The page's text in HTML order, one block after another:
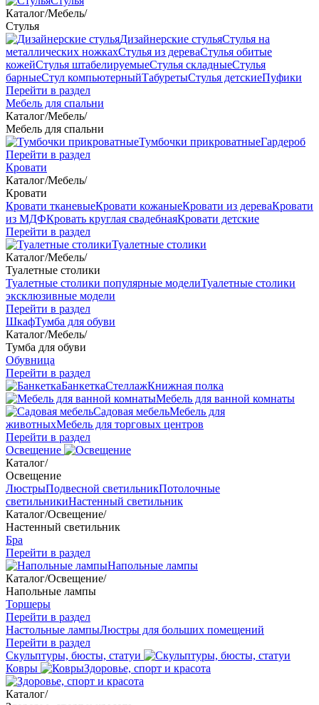
Каталог/Мебель/
Стулья
Дизайнерские стульяСтулья на
металлических ножкахСтулья из дереваСтулья обитые
кожейСтулья штабелируемыеСтулья складныеСтулья
барныеСтул компьютерныйТабуретыСтулья детскиеПуфики
Перейти в раздел
Мебель для спальни
Каталог/Мебель/
Мебель для спальни
Тумбочки прикроватныеГардероб
Перейти в раздел
Кровати
Каталог/Мебель/
Кровати
Кровати тканевыеКровати кожаныеКровати из дереваКровати
из МДФКровать круглая свадебнаяКровати детские
Перейти в раздел
Туалетные столики
Каталог/Мебель/
Туалетные столики
Туалетные столики популярные моделиТуалетные столики
эксклюзивные модели
Перейти в раздел
ШкафТумба для обуви
Каталог/Мебель/
Тумба для обуви
Обувница
Перейти в раздел
БанкеткаСтеллажКнижная полка
Мебель для ванной комнаты
Садовая мебельМебель для
животныхМебель для торговых центров
Перейти в раздел
Освещение
Каталог/
Освещение
ЛюстрыПодвесной светильникПотолочные
светильникиНастенный светильник
Каталог/Освещение/
Настенный светильник
Бра
Перейти в раздел
Напольные лампы
Каталог/Освещение/
Напольные лампы
Торшеры
Перейти в раздел
Настольные лампыЛюстры для больших помещений
Перейти в раздел
Скульптуры, бюсты, статуи
Ковры
Здоровье, спорт и красота
Каталог/